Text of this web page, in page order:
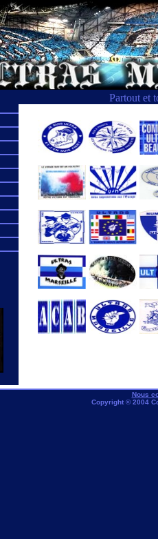
Partout et
Nous
Copyright © 2004